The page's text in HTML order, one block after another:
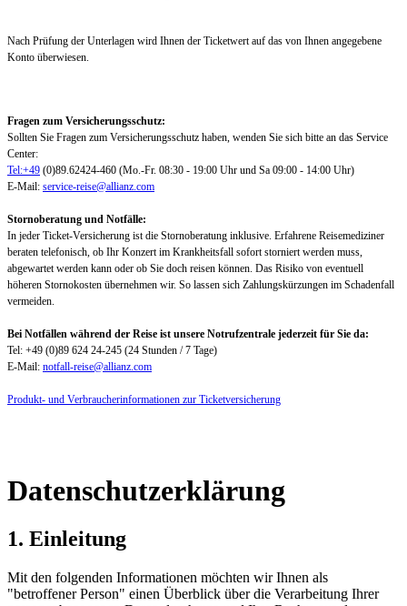
Nach Prüfung der Unterlagen wird Ihnen der Ticketwert auf das von Ihnen angegebene
Konto überwiesen.
Fragen zum Versicherungsschutz:
Sollten Sie Fragen zum Versicherungsschutz haben, wenden Sie sich bitte an das Service
Center:
Tel:+49 (0)89.62424-460 (Mo.-Fr. 08:30 - 19:00 Uhr und Sa 09:00 - 14:00 Uhr)
E-Mail: service-reise@allianz.com
Stornoberatung und Notfälle:
In jeder Ticket-Versicherung ist die Stornoberatung inklusive. Erfahrene Reisemediziner
beraten telefonisch, ob Ihr Konzert im Krankheitsfall sofort storniert werden muss,
abgewartet werden kann oder ob Sie doch reisen können. Das Risiko von eventuell
höheren Stornokosten übernehmen wir. So lassen sich Zahlungskürzungen im Schadenfall
vermeiden.
Bei Notfällen während der Reise ist unsere Notrufzentrale jederzeit für Sie da:
Tel: +49 (0)89 624 24-245 (24 Stunden / 7 Tage)
E-Mail: notfall-reise@allianz.com
Produkt- und Verbraucherinformationen zur Ticketversicherung
Datenschutzerklärung
1. Einleitung
Mit den folgenden Informationen möchten wir Ihnen als
"betroffener Person" einen Überblick über die Verarbeitung Ihrer